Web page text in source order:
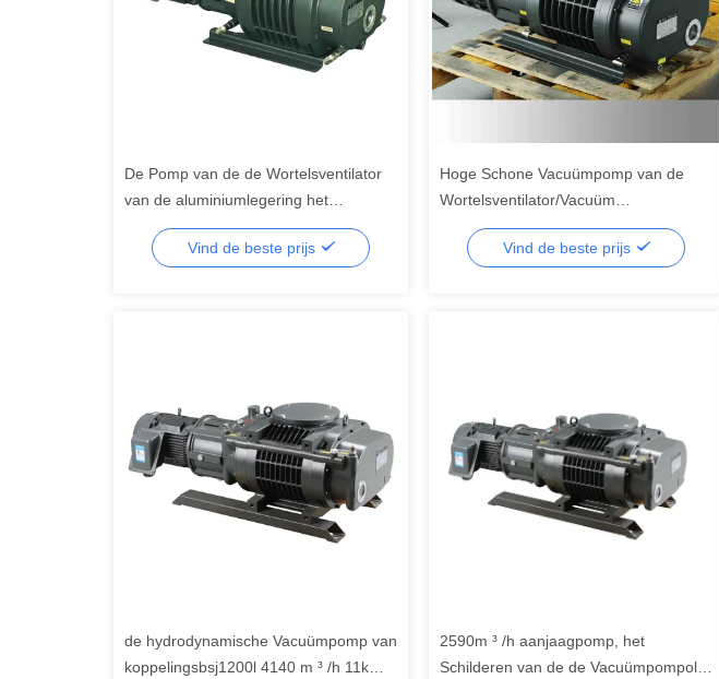
De Pomp van de de Wortelsventilator
van de aluminiumlegering het
Schilderen de Certificatie van
OppervlakteceVind de beste prijs
Hoge Schone Vacuümpomp van de
Wortelsventilator/Vacuüm
Aanjaagpomp 1000 M ³ /H
Vind de beste prijs
de hydrodynamische Vacuümpomp van
koppelingsbsj1200l 4140 m ³ /h 11kW
2590m ³ /h aanjaagpomp, het
Schilderen van de de Vacuümpompolie